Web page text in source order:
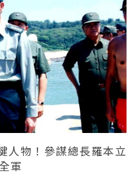
人物！參謀總長羅本立
軍